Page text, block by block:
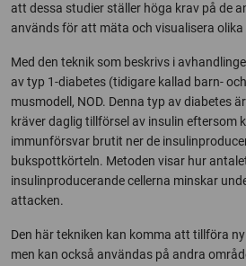
att dessa studier ställer höga krav på de
används för att mäta och visualisera
Med den teknik som beskrivs i
av typ 1-diabetes (tidigare kallad barn-
musmodell, NOD. Denna typ av diabetes
kräver daglig tillförsel av insulin eftersom
immunförsvar brutit ner de
bukspottkörteln. Metoden visar hur
insulinproducerande cellerna minskar
attacken.
Den här tekniken kan komma att tillföra
men kan också användas på andra